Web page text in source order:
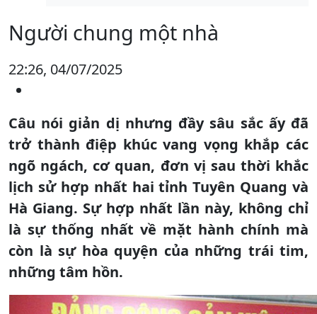
Người chung một nhà
22:26, 04/07/2025
Câu nói giản dị nhưng đầy sâu sắc ấy đã
trở thành điệp khúc vang vọng khắp các
ngõ ngách, cơ quan, đơn vị sau thời khắc
lịch sử hợp nhất hai tỉnh Tuyên Quang và
Hà Giang. Sự hợp nhất lần này, không chỉ
là sự thống nhất về mặt hành chính mà
còn là sự hòa quyện của những trái tim,
những tâm hồn.